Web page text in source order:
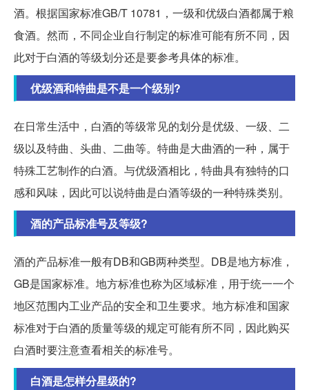
酒。根据国家标准GB/T 10781，一级和优级白酒都属于粮
食酒。然而，不同企业自行制定的标准可能有所不同，因
此对于白酒的等级划分还是要参考具体的标准。
优级酒和特曲是不是一个级别?
在日常生活中，白酒的等级常见的划分是优级、一级、二
级以及特曲、头曲、二曲等。特曲是大曲酒的一种，属于
特殊工艺制作的白酒。与优级酒相比，特曲具有独特的口
感和风味，因此可以说特曲是白酒等级的一种特殊类别。
酒的产品标准号及等级?
酒的产品标准一般有DB和GB两种类型。DB是地方标准，
GB是国家标准。地方标准也称为区域标准，用于统一一个
地区范围内工业产品的安全和卫生要求。地方标准和国家
标准对于白酒的质量等级的规定可能有所不同，因此购买
白酒时要注意查看相关的标准号。
白酒是怎样分星级的?